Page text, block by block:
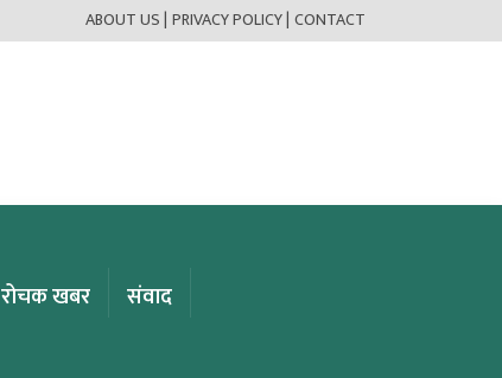
ABOUT US | PRIVACY POLICY | CONTACT
रोचक खबर
संवाद